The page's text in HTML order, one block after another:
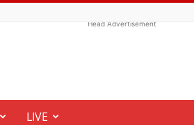
Head Advertisement
LIVE